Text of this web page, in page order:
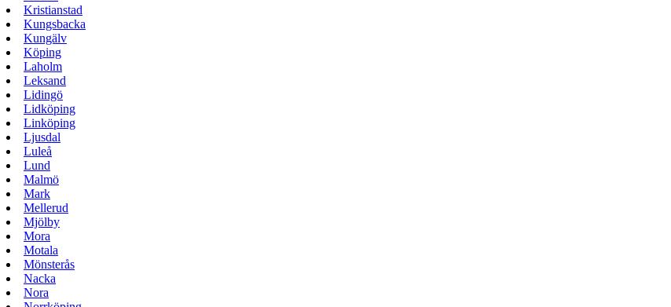
Kristianstad
Kungsbacka
Kungälv
Köping
Laholm
Leksand
Lidingö
Lidköping
Linköping
Ljusdal
Luleå
Lund
Malmö
Mark
Mellerud
Mjölby
Mora
Motala
Mönsterås
Nacka
Nora